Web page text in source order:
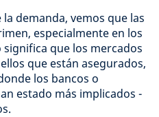
demanda, vemos que las
especialmente en los
que los mercados
que están asegurados,
los bancos o
estado más implicados -